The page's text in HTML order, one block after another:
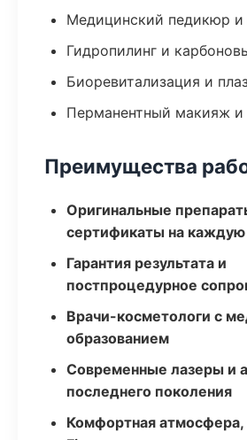
Медицинский педикюр и
Гидропилинг и
Биоревитализация и
Перманентный макияж и
Преимущества
Оригинальные
сертификаты на каждую
Гарантия результата и
постпроцедурное
Врачи-косметологи с
образованием
Современные лазеры и
последнего поколения
Комфортная